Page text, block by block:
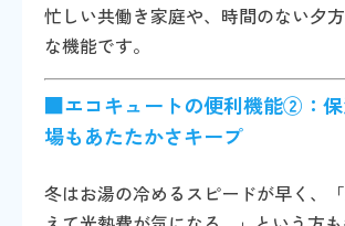
忙しい共働き家庭や、時間のない夕
な機能です。
■エコキュートの便利機能②：
場もあたたかさキープ
冬はお湯の冷めるスピードが早く、